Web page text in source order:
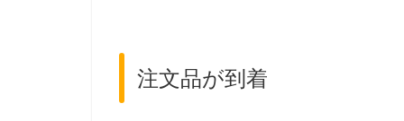
注文品が到着